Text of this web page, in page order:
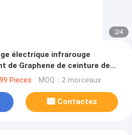
2/4
électrique infrarouge
de Graphene de ceinture de
Pieces MOQ：2 morceaux
Contactez